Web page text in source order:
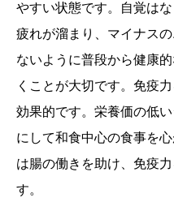
やすい状態です。自覚は
疲れが溜まり、マイナス
ないように普段から健康
くことが大切です。免疫
効果的です。栄養価の低
にして和食中心の食事を
は腸の働きを助け、免疫
す。